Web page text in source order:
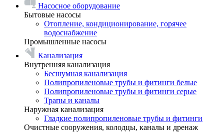
Насосное оборудование
Бытовые насосы
Отопление, кондиционирование, горячее
водоснабжение
Промышленные насосы
Канализация
Внутренняя канализация
Бесшумная канализация
Полипропиленовые трубы и фитинги белые
Полипропиленовые трубы и фитинги серые
Трапы и каналы
Наружная канализация
Гладкие полипропиленовые трубы и фитинги
Очистные сооружения, колодцы, каналы и дренаж